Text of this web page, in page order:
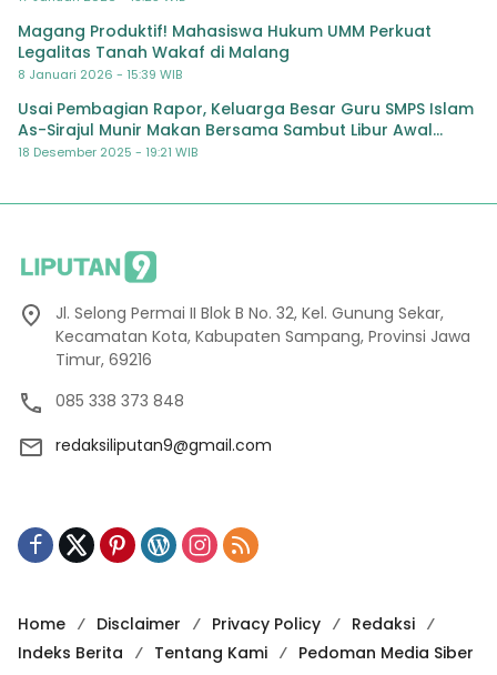
Magang Produktif! Mahasiswa Hukum UMM Perkuat
Legalitas Tanah Wakaf di Malang
8 Januari 2026 - 15:39 WIB
Usai Pembagian Rapor, Keluarga Besar Guru SMPS Islam
As-Sirajul Munir Makan Bersama Sambut Libur Awal
Semester
18 Desember 2025 - 19:21 WIB
Jl. Selong Permai II Blok B No. 32, Kel. Gunung Sekar,
Kecamatan Kota, Kabupaten Sampang, Provinsi Jawa
Timur, 69216
085 338 373 848
redaksiliputan9@gmail.com
Home Disclaimer Privacy Policy
Redaksi
Indeks Berita
Tentang Kami Pedoman Media Siber